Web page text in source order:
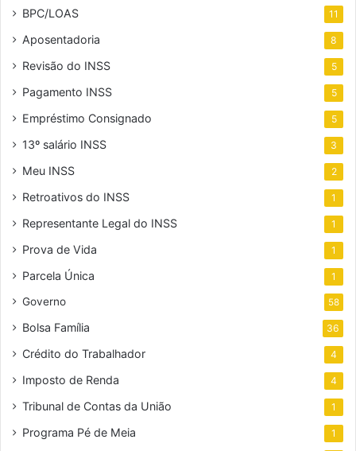
BPC/LOAS 11
Aposentadoria 8
Revisão do INSS 5
Pagamento INSS 5
Empréstimo Consignado 5
13º salário INSS 3
Meu INSS 2
Retroativos do INSS 1
Representante Legal do INSS 1
Prova de Vida 1
Parcela Única 1
Governo 58
Bolsa Família 36
Crédito do Trabalhador 4
Imposto de Renda 4
Tribunal de Contas da União 1
Programa Pé de Meia 1